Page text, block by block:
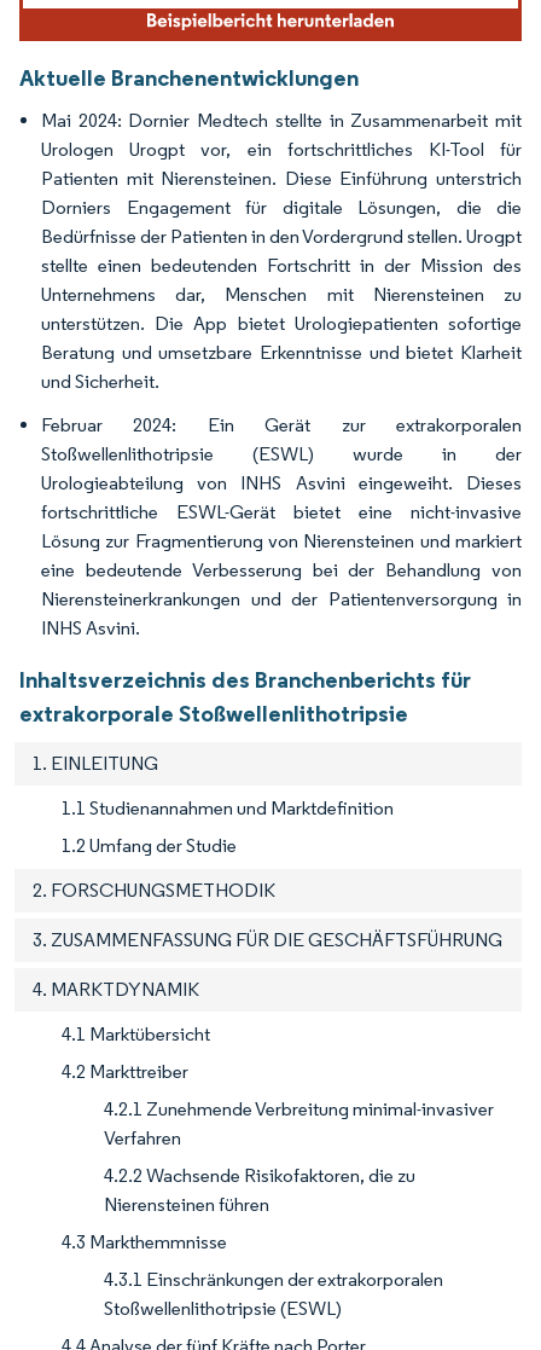
Aktuelle Branchenentwicklungen
Mai 2024: Dornier Medtech stellte in Zusammenarbeit mit
Urologen Urogpt vor, ein fortschrittliches KI-Tool für
Patienten mit Nierensteinen. Diese Einführung unterstrich
Dorniers Engagement für digitale Lösungen, die die
Bedürfnisse der Patienten in den Vordergrund stellen. Urogpt
stellte einen bedeutenden Fortschritt in der Mission des
Unternehmens dar, Menschen mit Nierensteinen zu
unterstützen. Die App bietet Urologiepatienten sofortige
Beratung und umsetzbare Erkenntnisse und bietet Klarheit
und Sicherheit.
Februar 2024: Ein Gerät zur extrakorporalen
Stoßwellenlithotripsie (ESWL) wurde in der
Urologieabteilung von INHS Asvini eingeweiht. Dieses
fortschrittliche ESWL-Gerät bietet eine nicht-invasive
Lösung zur Fragmentierung von Nierensteinen und markiert
eine bedeutende Verbesserung bei der Behandlung von
Nierensteinerkrankungen und der Patientenversorgung in
INHS Asvini.
Inhaltsverzeichnis des Branchenberichts für
extrakorporale Stoßwellenlithotripsie
1. EINLEITUNG
1.1 Studienannahmen und Marktdefinition
1.2 Umfang der Studie
2. FORSCHUNGSMETHODIK
3. ZUSAMMENFASSUNG FÜR DIE GESCHÄFTSFÜHRUNG
4. MARKTDYNAMIK
4.1 Marktübersicht
4.2 Markttreiber
4.2.1 Zunehmende Verbreitung minimal-invasiver
Verfahren
4.2.2 Wachsende Risikofaktoren, die zu
Nierensteinen führen
4.3 Markthemmnisse
4.3.1 Einschränkungen der extrakorporalen
Stoßwellenlithotripsie (ESWL)